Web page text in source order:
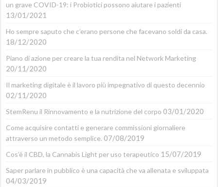
un grave COVID-19: i Probiotici possono aiutare i pazienti
13/01/2021
Ho sempre saputo che c’erano persone che facevano soldi da casa.
18/12/2020
Piano di azione per creare la tua rendita nel Network Marketing
20/11/2020
Il marketing digitale è il lavoro più impegnativo di questo decennio
02/11/2020
StemRenu il Rinnovamento e la nutrizione del corpo 03/01/2020
Come acquisire contatti e generare commissioni giornaliere
attraverso un metodo semplice. 07/08/2019
Cos’è il CBD, la Cannabis Light per uso terapeutico 15/07/2019
Saper parlare in pubblico è una capacità che va allenata e sviluppata
04/03/2019